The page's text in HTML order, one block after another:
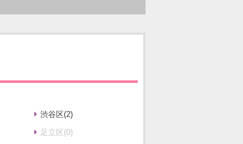
渋谷区(2)
足立区(0)